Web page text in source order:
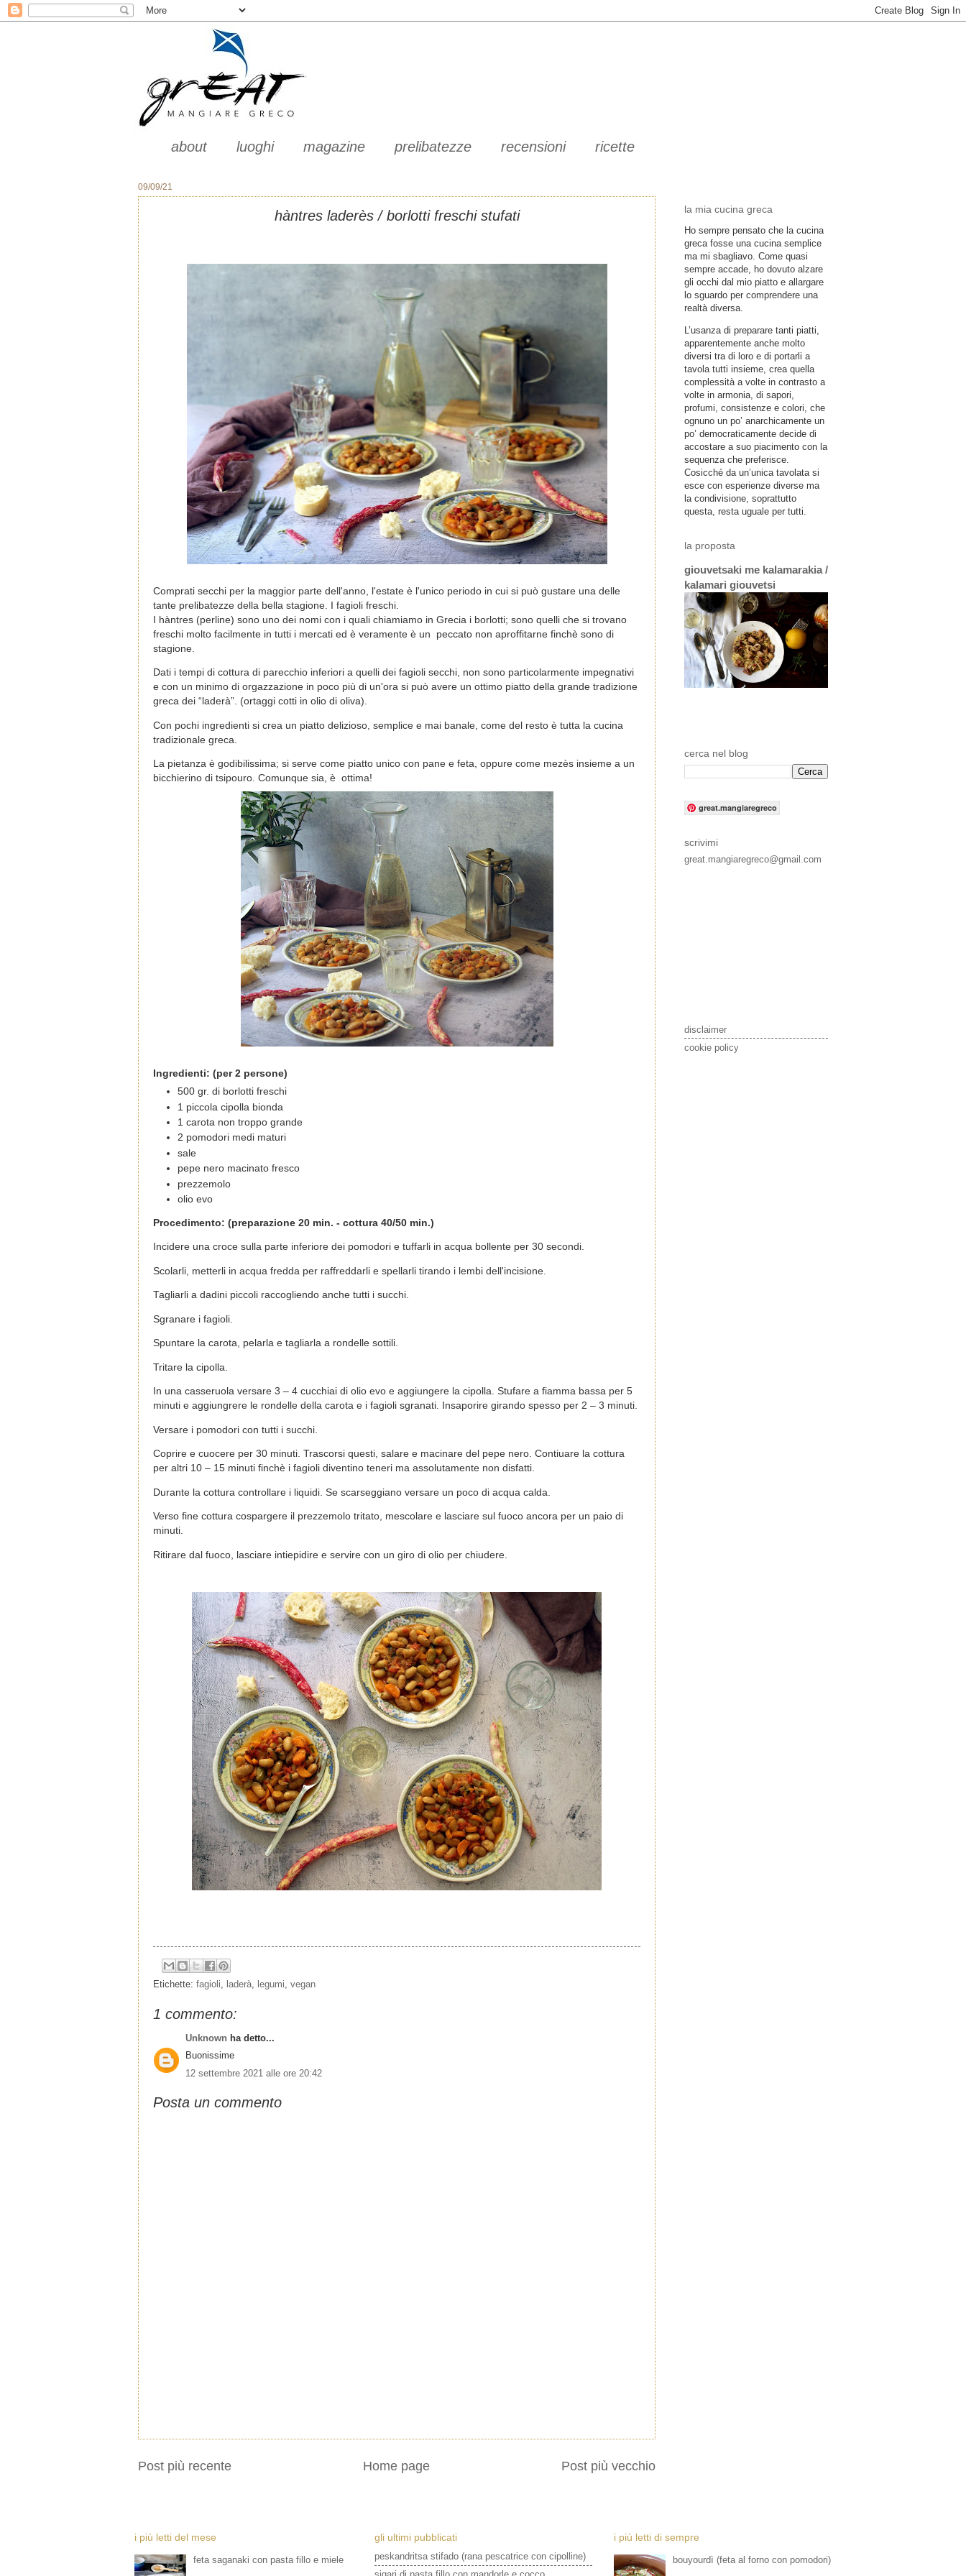
about luoghi magazine prelibatezze recensioni ricette
09/09/21
hàntres laderès / borlotti freschi stufati
Comprati secchi per la maggior parte dell'anno, l'estate è l'unico periodo in cui si può gustare una delle
tante prelibatezze della bella stagione. I fagioli freschi.
I hàntres (perline) sono uno dei nomi con i quali chiamiamo in Grecia i borlotti; sono quelli che si trovano
freschi molto facilmente in tutti i mercati ed è veramente è un peccato non aproffitarne finchè sono di
stagione.
Dati i tempi di cottura di parecchio inferiori a quelli dei fagioli secchi, non sono particolarmente impegnativi
e con un minimo di orgazzazione in poco più di un'ora si può avere un ottimo piatto della grande tradizione
greca dei “laderà”. (ortaggi cotti in olio di oliva).
Con pochi ingredienti si crea un piatto delizioso, semplice e mai banale, come del resto è tutta la cucina
tradizionale greca.
La pietanza è godibilissima; si serve come piatto unico con pane e feta, oppure come mezès insieme a un
bicchierino di tsipouro. Comunque sia, è ottima!
Ingredienti: (per 2 persone)
500 gr. di borlotti freschi
1 piccola cipolla bionda
1 carota non troppo grande
2 pomodori medi maturi
sale
pepe nero macinato fresco
prezzemolo
olio evo
Procedimento: (preparazione 20 min. - cottura 40/50 min.)
Incidere una croce sulla parte inferiore dei pomodori e tuffarli in acqua bollente per 30 secondi.
Scolarli, metterli in acqua fredda per raffreddarli e spellarli tirando i lembi dell'incisione.
Tagliarli a dadini piccoli raccogliendo anche tutti i succhi.
Sgranare i fagioli.
Spuntare la carota, pelarla e tagliarla a rondelle sottili.
Tritare la cipolla.
In una casseruola versare 3 – 4 cucchiai di olio evo e aggiungere la cipolla. Stufare a fiamma bassa per 5
minuti e aggiungrere le rondelle della carota e i fagioli sgranati. Insaporire girando spesso per 2 – 3 minuti.
Versare i pomodori con tutti i succhi.
Coprire e cuocere per 30 minuti. Trascorsi questi, salare e macinare del pepe nero. Contiuare la cottura
per altri 10 – 15 minuti finchè i fagioli diventino teneri ma assolutamente non disfatti.
Durante la cottura controllare i liquidi. Se scarseggiano versare un poco di acqua calda.
Verso fine cottura cospargere il prezzemolo tritato, mescolare e lasciare sul fuoco ancora per un paio di
minuti.
Ritirare dal fuoco, lasciare intiepidire e servire con un giro di olio per chiudere.
Etichette: fagioli, laderà, legumi, vegan
1 commento:
Unknown ha detto...
Buonissime
12 settembre 2021 alle ore 20:42
Posta un commento
Post più recente Post più vecchio
Home page
la mia cucina greca
Ho sempre pensato che la cucina
greca fosse una cucina semplice
ma mi sbagliavo. Come quasi
sempre accade, ho dovuto alzare
gli occhi dal mio piatto e allargare
lo sguardo per comprendere una
realtà diversa.
L’usanza di preparare tanti piatti,
apparentemente anche molto
diversi tra di loro e di portarli a
tavola tutti insieme, crea quella
complessità a volte in contrasto a
volte in armonia, di sapori,
profumi, consistenze e colori, che
ognuno un po’ anarchicamente un
po’ democraticamente decide di
accostare a suo piacimento con la
sequenza che preferisce.
Cosicché da un’unica tavolata si
esce con esperienze diverse ma
la condivisione, soprattutto
questa, resta uguale per tutti.
la proposta
giouvetsaki me kalamarakia /
kalamari giouvetsi
cerca nel blog
great.mangiaregreco
scrivimi
great.mangiaregreco@gmail.com
disclaimer
cookie policy
i più letti del mese
feta saganaki con pasta fillo e miele
gli ultimi pubblicati
peskandritsa stifado (rana pescatrice con cipolline)
i più letti di sempre
bouyourdì (feta al forno con pomodori)